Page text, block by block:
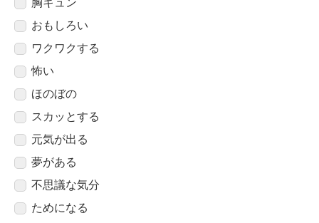
おもしろい
ワクワクする
怖い
ほのぼの
スカッとする
元気が出る
夢がある
不思議な気分
ためになる